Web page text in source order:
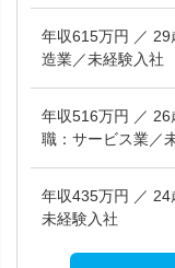
年収615万円 ／ 29歳 マネージャー職 経験4年 ／ 前職：製
造業／未経験入社
年収516万円 ／ 26歳 サブマネージャー職 経験3年 ／ 前
職：サービス業／
年収435万円 ／ 24歳 チーフ職 経験1年 ／ 前職：販売系／
未経験入社